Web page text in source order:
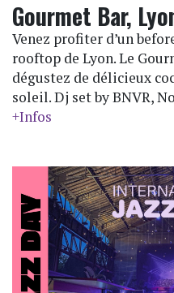
Gourmet Bar,
Venez profiter d’un
rooftop de Lyon. Le
dégustez de délicieux
soleil. Dj set by BNVR,
+Infos